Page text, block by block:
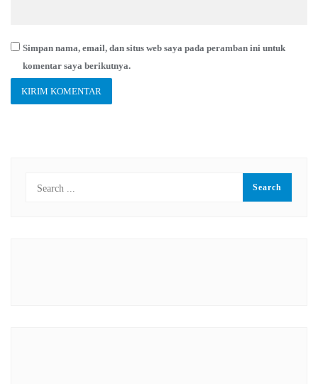
Simpan nama, email, dan situs web saya pada peramban ini untuk
komentar saya berikutnya.